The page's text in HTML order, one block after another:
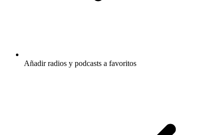
Añadir radios y podcasts a favoritos